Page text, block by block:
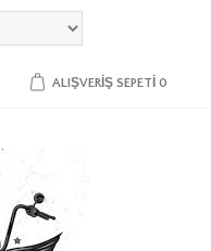
ALIŞVERIŞ SEPETI 0